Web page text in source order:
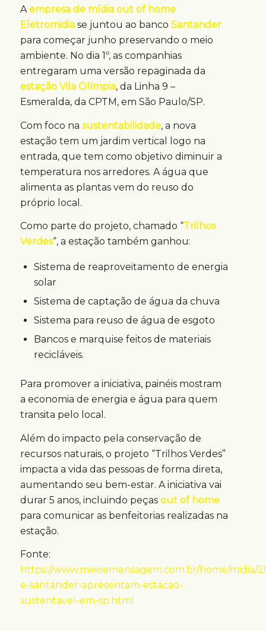
Aempresa de mídia out of home
Eletromidiase juntou ao banco Santander
para começar junho preservando o meio
ambiente. No dia 1º, as companhias
entregaram uma versão repaginada da
estação Vila Olímpia, da Linha 9 –
Esmeralda, da CPTM, em São Paulo/SP.
Com foco na sustentabilidade, a nova
estação tem um jardim vertical logo na
entrada, que tem como objetivo diminuir a
temperatura nos arredores. A água que
alimenta as plantas vem do reuso do
próprio local.
Como parte do projeto, chamado “Trilhos
Verdes“, a estação também ganhou:
Sistema de reaproveitamento de energia
solar
Sistema de captação de água da chuva
Sistema para reuso de água de esgoto
Bancos e marquise feitos de materiais
recicláveis.
Para promover a iniciativa, painéis mostram
a economia de energia e água para quem
transita pelo local.
Além do impacto pela conservação de
recursos naturais, o projeto “Trilhos Verdes”
impacta a vida das pessoas de forma direta,
aumentando seu bem-estar. A iniciativa vai
durar 5 anos, incluindo peças out of home
para comunicar as benfeitorias realizadas na
estação.
Fonte:
https://www.meioemensagem.com.br/home/midia/
e-santander-apresentam-estacao-
sustentavel-em-sp.html